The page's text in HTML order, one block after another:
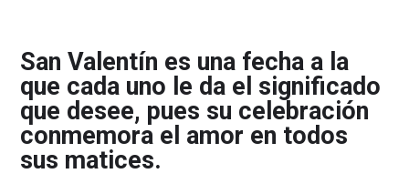
San Valentín es una fecha a la
que cada uno le da el significado
que desee, pues su celebración
conmemora el amor en todos
sus matices.